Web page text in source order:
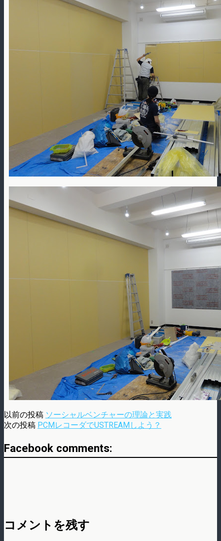
以前の投稿 ソーシャルベンチャーの理論と実践
次の投稿 PCMレコーダでUSTREAMしよう？
Facebook comments:
コメントを残す